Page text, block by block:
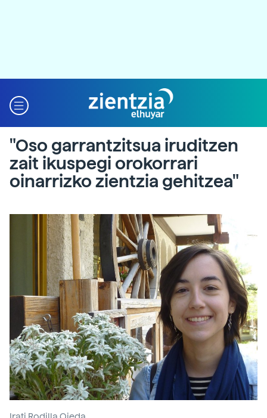
"Oso garrantzitsua iruditzen
zait ikuspegi orokorrari
oinarrizko zientzia gehitzea"